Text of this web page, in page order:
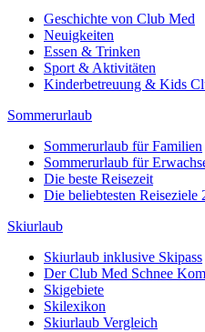
Geschichte von Club Med
Neuigkeiten
Essen & Trinken
Sport & Aktivitäten
Kinderbetreuung & Kids
Sommerurlaub
Sommerurlaub für Familien
Sommerurlaub für
Die beste Reisezeit
Die beliebtesten Reiseziele
Skiurlaub
Skiurlaub inklusive Skipass
Der Club Med Schnee
Skigebiete
Skilexikon
Skiurlaub Vergleich